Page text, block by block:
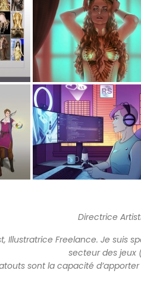
Directrice
Illustratrice Freelance. Je suis
secteur des jeux
sont la capacité